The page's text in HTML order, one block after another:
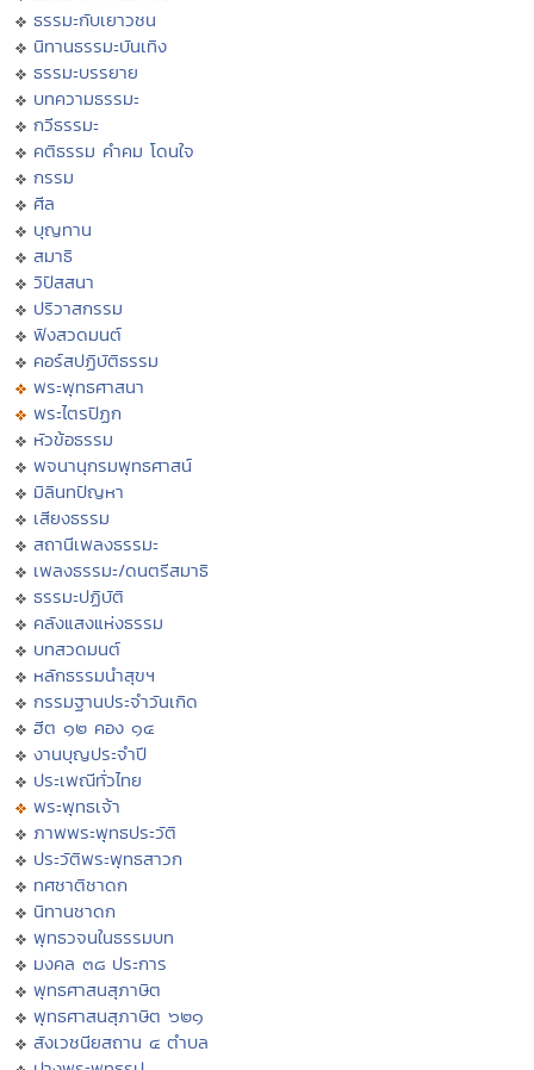
ธรรมะกับเยาวชน
นิทานธรรมะบันเทิง
ธรรมะบรรยาย
บทความธรรมะ
กวีธรรมะ
คติธรรม คำคม โดนใจ
กรรม
ศีล
บุญทาน
สมาธิ
วิปัสสนา
ปริวาสกรรม
ฟังสวดมนต์
คอร์สปฏิบัติธรรม
พระพุทธศาสนา
พระไตรปิฏก
หัวข้อธรรม
พจนานุกรมพุทธศาสน์
มิลินทปัญหา
เสียงธรรม
สถานีเพลงธรรมะ
เพลงธรรมะ/ดนตรีสมาธิ
ธรรมะปฏิบัติ
คลังแสงแห่งธรรม
บทสวดมนต์
หลักธรรมนำสุขฯ
กรรมฐานประจำวันเกิด
ฮีต ๑๒ คอง ๑๔
งานบุญประจำปี
ประเพณีทั่วไทย
พระพุทธเจ้า
ภาพพระพุทธประวัติ
ประวัติพระพุทธสาวก
ทศชาติชาดก
นิทานชาดก
พุทธวจนในธรรมบท
มงคล ๓๘ ประการ
พุทธศาสนสุภาษิต
พุทธศาสนสุภาษิต ๖๒๑
สังเวชนียสถาน ๔ ตำบล